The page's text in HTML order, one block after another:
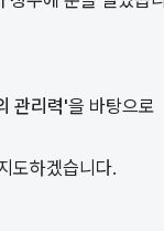
관리력'을 바탕으로
도하겠습니다.